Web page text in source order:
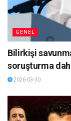
GENEL
Bilirkişi
soruşturma
2026-03-30